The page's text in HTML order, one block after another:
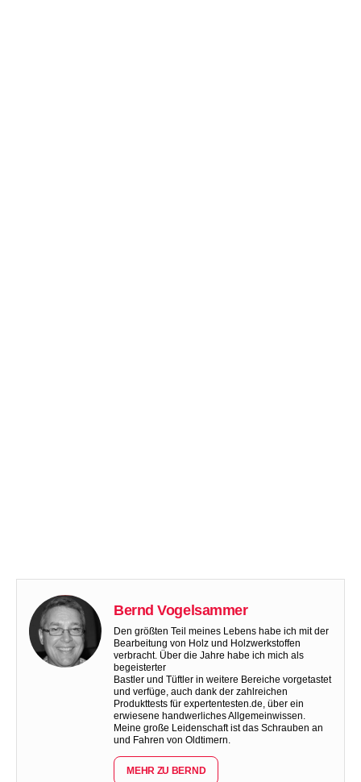
Bernd Vogelsammer
Den größten Teil meines Lebens habe ich mit der
Bearbeitung von Holz und Holzwerkstoffen
verbracht. Über die Jahre habe ich mich als
begeisterter
Bastler und Tüftler in weitere Bereiche vorgetastet
und verfüge, auch dank der zahlreichen
Produkttests für expertentesten.de, über ein
erwiesene handwerliches Allgemeinwissen.
Meine große Leidenschaft ist das Schrauben an
und Fahren von Oldtimern.
MEHR ZU BERND